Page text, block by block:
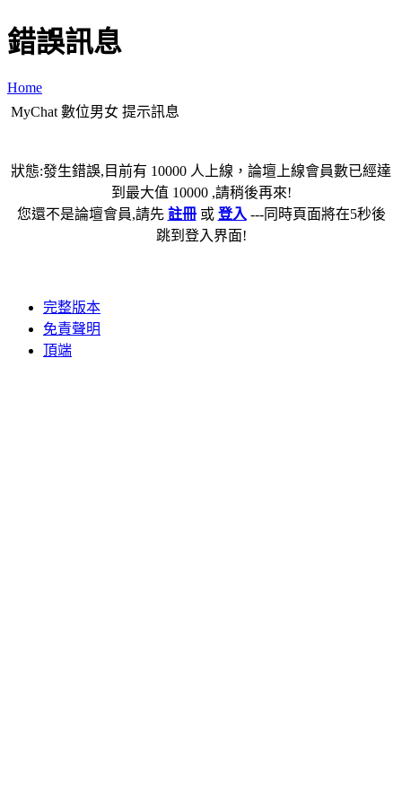
錯誤訊息
Home
MyChat 數位男女 提示訊息
狀態:發生錯誤,目前有 10000 人上線，論壇上線會員數已經達
到最大值 10000 ,請稍後再來!
您還不是論壇會員,請先 註冊或 登入 ---同時頁面將在5秒後
跳到登入界面!
完整版本
免責聲明
頂端